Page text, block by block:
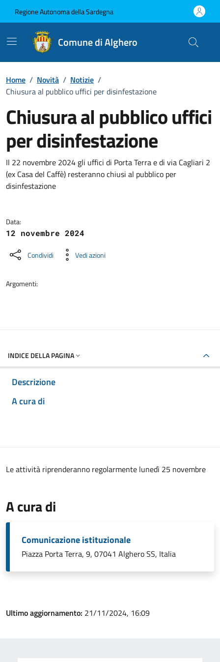
Regione Autonoma della Sardegna
Comune di Alghero
Home / Novità / Notizie /
Chiusura al pubblico uffici per disinfestazione
Chiusura al pubblico uffici
per disinfestazione
Dettagli della notizia
Il 22 novembre 2024 gli uffici di Porta Terra e di via Cagliari 2
(ex Casa del Caffè) resteranno chiusi al pubblico per
disinfestazione
Data:
12 novembre 2024
Condividi Vedi azioni
Argomenti:
INDICE DELLA PAGINA
Descrizione
A cura di
Le attività riprenderanno regolarmente lunedì 25 novembre
A cura di
Comunicazione istituzionale
Piazza Porta Terra, 9, 07041 Alghero SS, Italia
Ultimo aggiornamento: 21/11/2024, 16:09